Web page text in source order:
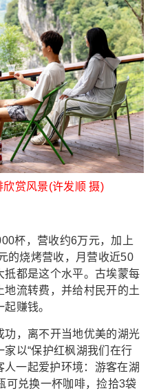
欣赏风景(许发顺 摄)
杯，营收约6万元，加上
的烧烤营收，月营收近50
抵都是这个水平。古埃蒙每
流转费，并给村民开的土
赚钱。
，离不开当地优美的湖光
以“保护红枫湖我们在行
人一起爱护环境：游客在湖
可兑换一杯咖啡，捡拾3袋